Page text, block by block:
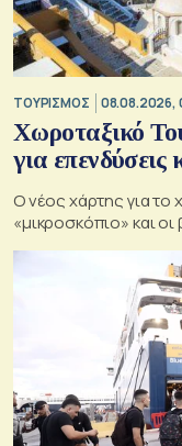
ΤΟΥΡΙΣΜΟΣ 08.08.2026,
Χωροταξικό
για
Ο νέος χάρτης για
«μικροσκόπιο» και